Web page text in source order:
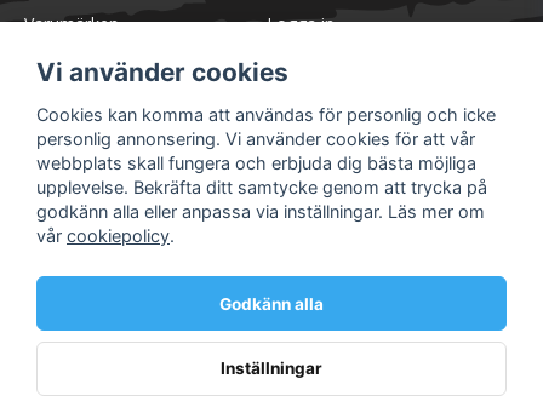
Varumärken
Kontakta oss
Öppettider Lager
Om Soliduct
Soliduct & Ventilation.se
Informationssidor
Returer
Villkor & Policy
Logga in
Glömt lösenord?
Säkra betalningar
Vi använder cookies
Cookies kan komma att användas för personlig och icke
personlig annonsering. Vi använder cookies för att vår
webbplats skall fungera och erbjuda dig bästa möjliga
upplevelse. Bekräfta ditt samtycke genom att trycka på
godkänn alla eller anpassa via inställningar. Läs mer om
vår cookiepolicy.
Godkänn alla
Inställningar